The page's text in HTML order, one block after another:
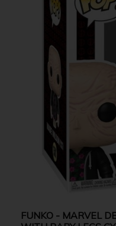
FUNKO - MARVEL